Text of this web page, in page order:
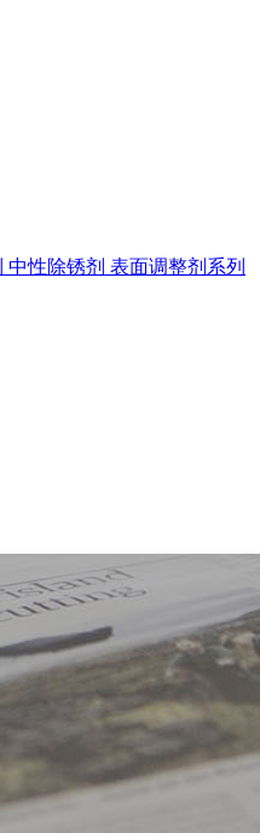
中性除锈剂 表面调整剂系列